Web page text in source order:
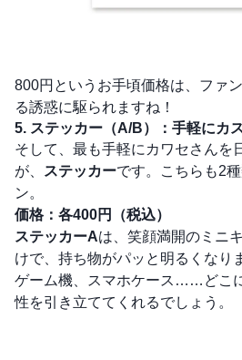
800円というお手頃価格は、ファ
る誘惑に駆られますね！
5. ステッカー（A/B）：手軽にカ
そして、最も手軽にカワセさんを
が、
ステッカーです。こちらも2
ン。
価格：各400円（税込）
ステッカーAは、笑顔満開のミニ
けで、持ち物がパッと明るくなり
ゲーム機、スマホケース……どこ
性を引き立ててくれるでしょう。